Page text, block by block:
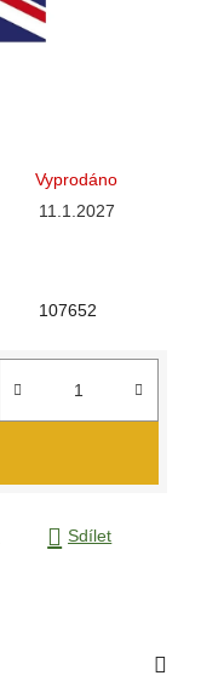
Vyprodáno
11.1.2027
107652
Sdílet